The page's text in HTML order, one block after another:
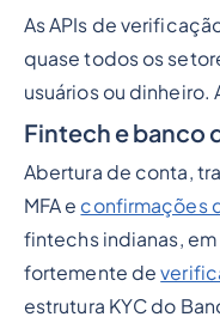
As APIs de
quase todos os
usuários ou dinheiro.
Fintech e banco
Abertura de conta,
MFA e confirmações
fintechs indianas,
fortemente de
estrutura KYC do